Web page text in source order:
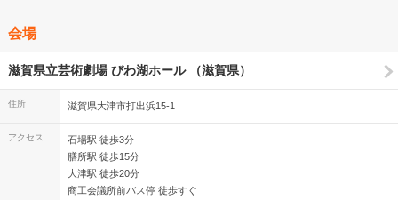
会場
滋賀県立芸術劇場 びわ湖ホール （滋賀県）
住所 滋賀県大津市打出浜15-1
アクセス
石場駅 徒歩3分
膳所駅 徒歩15分
大津駅 徒歩20分
商工会議所前バス停 徒歩すぐ